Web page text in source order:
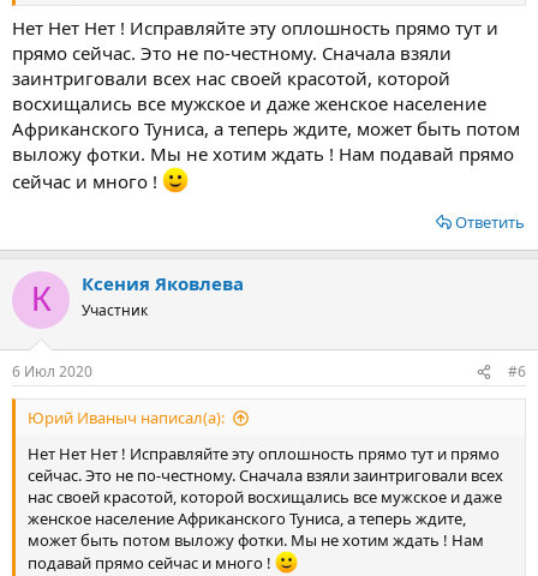
Нет Нет Нет ! Исправляйте эту оплошность прямо тут и
прямо сейчас. Это не по-честному. Сначала взяли
заинтриговали всех нас своей красотой, которой
восхищались все мужское и даже женское население
Африканского Туниса, а теперь ждите, может быть потом
выложу фотки. Мы не хотим ждать ! Нам подавай прямо
сейчас и много !
Ответить
К Ксения Яковлева
Участник
6 Июл 2020 #6
Юрий Иваныч написал(а):
Нет Нет Нет ! Исправляйте эту оплошность прямо тут и прямо
сейчас. Это не по-честному. Сначала взяли заинтриговали всех
нас своей красотой, которой восхищались все мужское и даже
женское население Африканского Туниса, а теперь ждите,
может быть потом выложу фотки. Мы не хотим ждать ! Нам
подавай прямо сейчас и много !